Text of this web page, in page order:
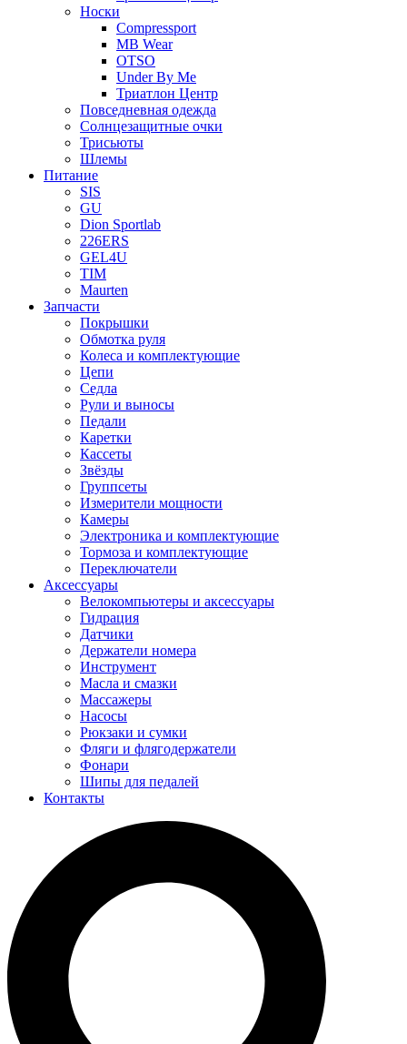
Носки
Compressport
MB Wear
OTSO
Under By Me
Триатлон Центр
Повседневная одежда
Солнцезащитные очки
Трисьюты
Шлемы
Питание
SIS
GU
Dion Sportlab
226ERS
GEL4U
TIM
Maurten
Запчасти
Покрышки
Обмотка руля
Колеса и комплектующие
Цепи
Седла
Рули и выносы
Педали
Каретки
Кассеты
Звёзды
Группсеты
Измерители мощности
Камеры
Электроника и комплектующие
Тормоза и комплектующие
Переключатели
Аксессуары
Велокомпьютеры и аксессуары
Гидрация
Датчики
Держатели номера
Инструмент
Масла и смазки
Массажеры
Насосы
Рюкзаки и сумки
Фляги и флягодержатели
Фонари
Шипы для педалей
Контакты